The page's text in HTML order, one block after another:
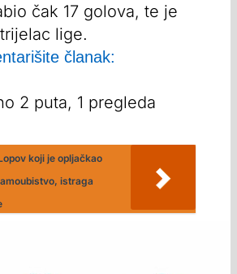
čak 17 golova, te je
lige.
članak:
2 puta, 1 pregleda
koji je opljačkao
istraga